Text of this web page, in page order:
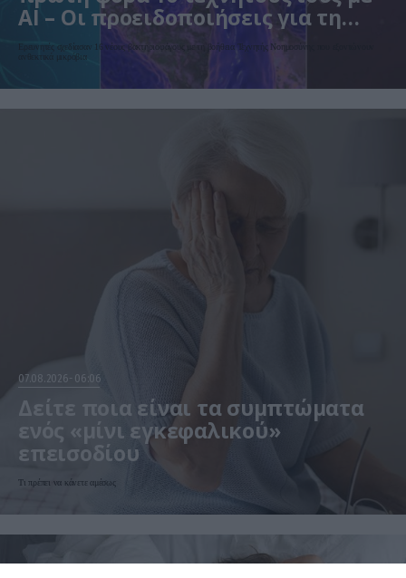
AI – Οι προειδοποιήσεις για τη
βιοασφάλεια
Ερευνητές σχεδίασαν 16 νέους βακτηριοφάγους με τη βοήθεια Τεχνητής Νοημοσύνης που εξοντώνουν
ανθεκτικά μικρόβια
07.08.2026 06:06
Δείτε ποια είναι τα συμπτώματα
ενός «μίνι εγκεφαλικού»
επεισοδίου
Τι πρέπει να κάνετε αμέσως